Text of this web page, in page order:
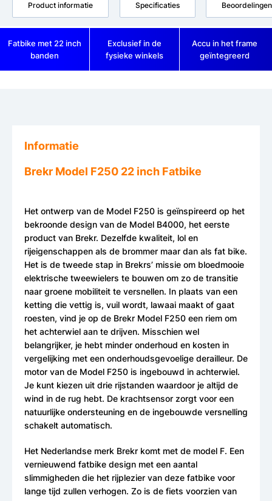
Product informatie Specificaties Beoordelingen
Fatbike met 22 inch
banden
Exclusief in de
fysieke winkels
Accu in het frame
geïntegreerd
Informatie
Brekr Model F250 22 inch Fatbike
Het ontwerp van de Model F250 is geïnspireerd op het
bekroonde design van de Model B4000, het eerste
product van Brekr. Dezelfde kwaliteit, lol en
rijeigenschappen als de brommer maar dan als fat bike.
Het is de tweede stap in Brekrs’ missie om bloedmooie
elektrische tweewielers te bouwen om zo de transitie
naar groene mobiliteit te versnellen. In plaats van een
ketting die vettig is, vuil wordt, lawaai maakt of gaat
roesten, vind je op de Brekr Model F250 een riem om
het achterwiel aan te drijven. Misschien wel
belangrijker, je hebt minder onderhoud en kosten in
vergelijking met een onderhoudsgevoelige derailleur. De
motor van de Model F250 is ingebouwd in achterwiel.
Je kunt kiezen uit drie rijstanden waardoor je altijd de
wind in de rug hebt. De krachtsensor zorgt voor een
natuurlijke ondersteuning en de ingebouwde versnelling
schakelt automatisch.
Het Nederlandse merk Brekr komt met de model F. Een
vernieuwend fatbike design met een aantal
slimmigheden die het rijplezier van deze fatbike voor
lange tijd zullen verhogen. Zo is de fiets voorzien van